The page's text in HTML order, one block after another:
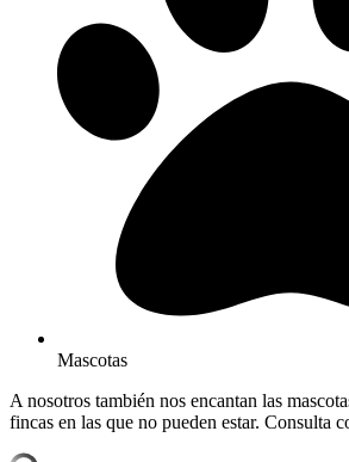
Mascotas
A nosotros también nos encantan las
fincas en las que no pueden estar. Consulta